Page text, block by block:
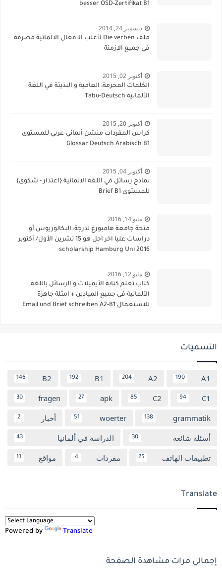
besser OSD-Zertifikat B1
ديسمبر 24, 2014
ملف Die verben لأغلب الافعال الالماتية مصرفة
في جميع الازمنة
أكتوبر 02, 2015
الكلمات المحرمة، العامية و البذيئة في اللغة
الألمانية Tabu-Deutsch
أكتوبر 20, 2015
كراس المفردات منشن ألماني-عربي للمستوى
Glossar Deutsch Arabisch B1
أكتوبر 04, 2015
نماذج رسائل في اللغة الالمانية {اعتذار - شكوى}
للمستوى Brief B1
مايو 14, 2016
منحة جامعة هامبورغ لدرجة: البكالوريوس أو
دراسات عليا اخر اجل هو 15 تشرين الأول/ أكتوبر
2016 scholarship Hamburg Uni
مايو 12, 2016
كتاب تعلم كتابة الأيميلات و الرسائل باللغة
الألمانية في جميع الميادين + امثلة جاهزة
للاستعمال Email und Brief schreiben A2-B1
التسميات
A1
190
A2
204
B1
192
B2
146
C1
94
C2
85
apk
27
fragen
30
grammatik
138
woerter
51 أخبار 2
أسئلة شائعة 30 الدراسة في ألمانيا 43
تطبيقات الهاتف 25 مفردات 4 مواقع 11
Translate
Powered by Translate
إجمالي مرات مشاهدة الصفحة